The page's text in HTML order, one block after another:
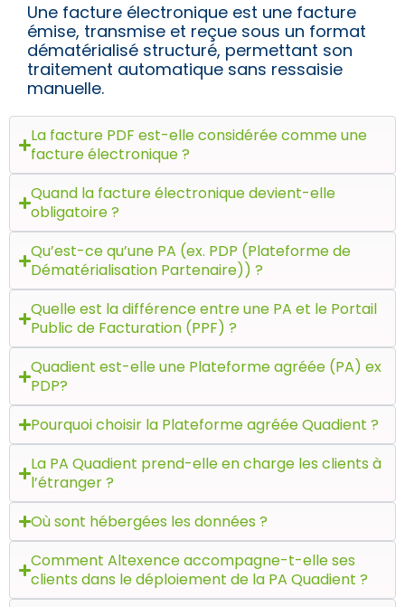
Une facture électronique est une facture
émise, transmise et reçue sous un format
dématérialisé structuré, permettant son
traitement automatique sans ressaisie
manuelle.
La facture PDF est-elle considérée comme une
facture électronique ?
Quand la facture électronique devient-elle
obligatoire ?
Qu’est-ce qu’une PA (ex. PDP (Plateforme de
Dématérialisation Partenaire)) ?
Quelle est la différence entre une PA et le Portail
Public de Facturation (PPF) ?
Quadient est-elle une Plateforme agréée (PA) ex
PDP?
Pourquoi choisir la Plateforme agréée Quadient ?
La PA Quadient prend-elle en charge les clients à
l’étranger ?
Où sont hébergées les données ?
Comment Altexence accompagne-t-elle ses
clients dans le déploiement de la PA Quadient ?